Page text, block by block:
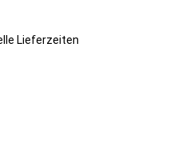
Lieferzeiten